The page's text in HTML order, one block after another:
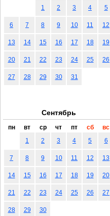
1
2 3 4 5
6 7 8 9 10 11 12
13 14 15 16 17 18 19
20 21 22 23 24 25 26
27 28 29 30 31
Сентябрь
пн вт ср чт пт сб
вс
1
2 3 4 5 6
7 8 9 10 11 12 13
14 15 16 17 18 19 20
21 22 23 24 25 26 27
28 29 30